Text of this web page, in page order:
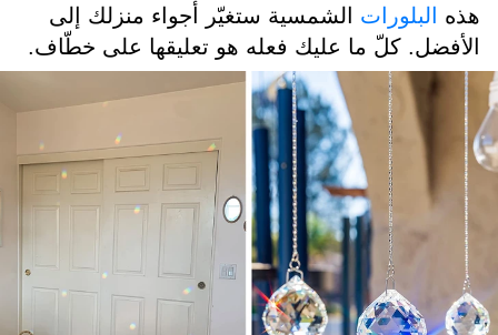
هذه البلورات الشمسية ستغيّر أجواء منزلك إلى
الأفضل. كلّ ما عليك فعله هو تعليقها على خطّاف.